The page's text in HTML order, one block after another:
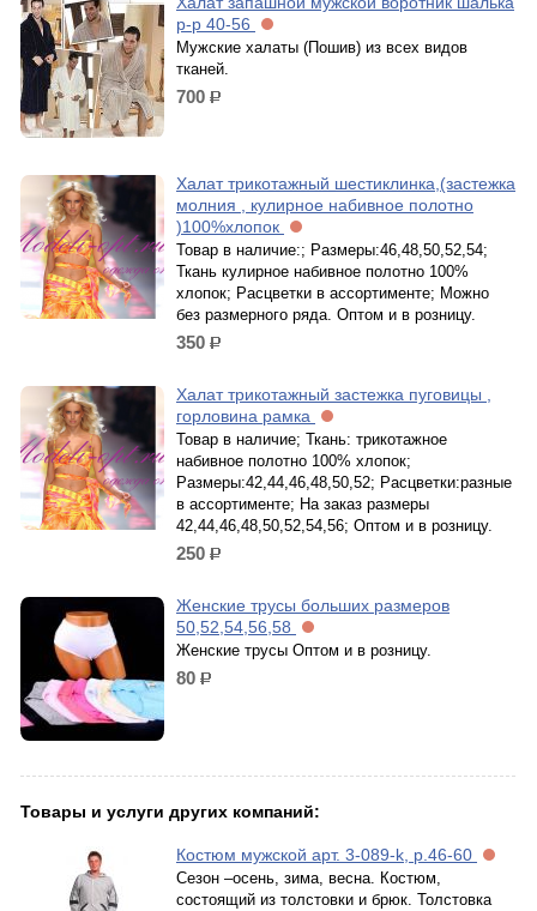
р-р 40-56
Мужские халаты (Пошив) из всех видов
тканей.
700 р.
Халат трикотажный шестиклинка,(застежка
молния , кулирное набивное полотно
)100%хлопок
Товар в наличие:; Размеры:46,48,50,52,54;
Ткань кулирное набивное полотно 100%
хлопок; Расцветки в ассортименте; Можно
без размерного ряда. Оптом и в розницу.
350 р.
Халат трикотажный застежка пуговицы ,
горловина рамка
Товар в наличие; Ткань: трикотажное
набивное полотно 100% хлопок;
Размеры:42,44,46,48,50,52; Расцветки:разные
в ассортименте; На заказ размеры
42,44,46,48,50,52,54,56; Оптом и в розницу.
250 р.
Женские трусы больших размеров
50,52,54,56,58
Женские трусы Оптом и в розницу.
80 р.
Товары и услуги других компаний:
Костюм мужской арт. 3-089-k, р.46-60
Сезон –осень, зима, весна. Костюм,
состоящий из толстовки и брюк. Толстовка